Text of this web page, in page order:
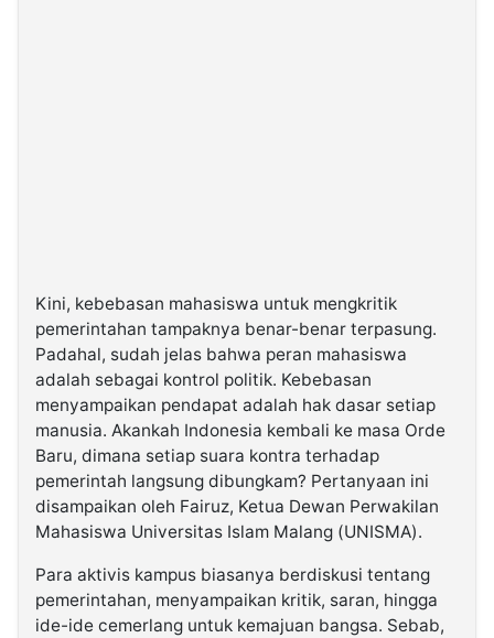
Kini, kebebasan mahasiswa untuk mengkritik
pemerintahan tampaknya benar-benar terpasung.
Padahal, sudah jelas bahwa peran mahasiswa
adalah sebagai kontrol politik. Kebebasan
menyampaikan pendapat adalah hak dasar setiap
manusia. Akankah Indonesia kembali ke masa Orde
Baru, dimana setiap suara kontra terhadap
pemerintah langsung dibungkam? Pertanyaan ini
disampaikan oleh Fairuz, Ketua Dewan Perwakilan
Mahasiswa Universitas Islam Malang (UNISMA).
Para aktivis kampus biasanya berdiskusi tentang
pemerintahan, menyampaikan kritik, saran, hingga
ide-ide cemerlang untuk kemajuan bangsa. Sebab,